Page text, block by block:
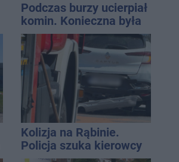
Podczas burzy ucierpiał
komin. Konieczna była
interwencja strażaków
Kolizja na Rąbinie.
Policja szuka kierowcy
Golfa